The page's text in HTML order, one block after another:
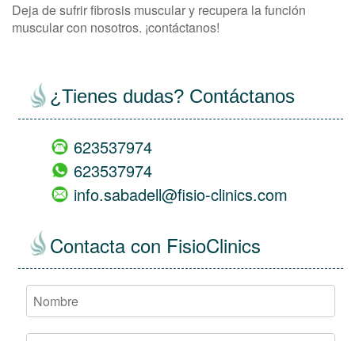
Deja de sufrir fibrosis muscular y recupera la función
muscular con nosotros. ¡contáctanos!
¿Tienes dudas? Contáctanos
623537974
623537974
info.sabadell@fisio-clinics.com
Contacta con FisioClinics